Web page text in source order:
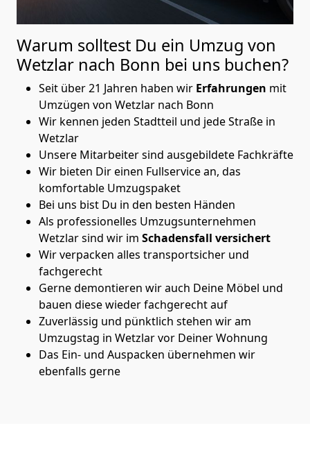
Warum solltest Du ein Umzug von
Wetzlar nach Bonn bei uns buchen?
Seit über 21 Jahren haben wir Erfahrungen mit
Umzügen von Wetzlar nach Bonn
Wir kennen jeden Stadtteil und jede Straße in
Wetzlar
Unsere Mitarbeiter sind ausgebildete Fachkräfte
Wir bieten Dir einen Fullservice an, das
komfortable Umzugspaket
Bei uns bist Du in den besten Händen
Als professionelles Umzugsunternehmen
Wetzlar sind wir im Schadensfall versichert
Wir verpacken alles transportsicher und
fachgerecht
Gerne demontieren wir auch Deine Möbel und
bauen diese wieder fachgerecht auf
Zuverlässig und pünktlich stehen wir am
Umzugstag in Wetzlar vor Deiner Wohnung
Das Ein- und Auspacken übernehmen wir
ebenfalls gerne